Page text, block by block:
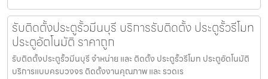
รับติดตั้งประตูรั้วมีนบุรี บริการรับติดตั้ง ประตูรั้วรีโมท
ประตูอัตโนมัติ ราคาถูก
รับติดตั้งประตูรั้วมีนบุรี จำหน่าย และ ติดตั้ง ประตูรั้วรีโมท ประตูอัตโนมัติ
บริการแบบครบวงจร ติดตั้งงานคุณภาพ และ รวดเร